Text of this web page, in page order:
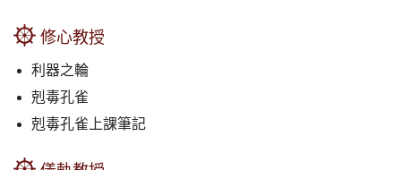
修心教授
利器之輪
剋毒孔雀
剋毒孔雀上課筆記